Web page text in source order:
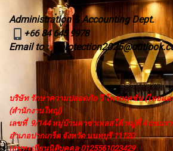
Administration & Accounting Dept.
+66 84 645 9978
Email to:
บริษัท รักษาความปลอดภัย วี โพรเทคชั่น (ไทยแ
(สำนักงานใหญ่)
เลขที่ 9/144 หมู่บ้านคาซ่าเพลสโต้ หมู่ที่ 4 ถนนร
อำเภอปากเกร็ด จังหวัด นนทบุรี 11120
เลขทะเบียนนิติบุคคล 0125561023429